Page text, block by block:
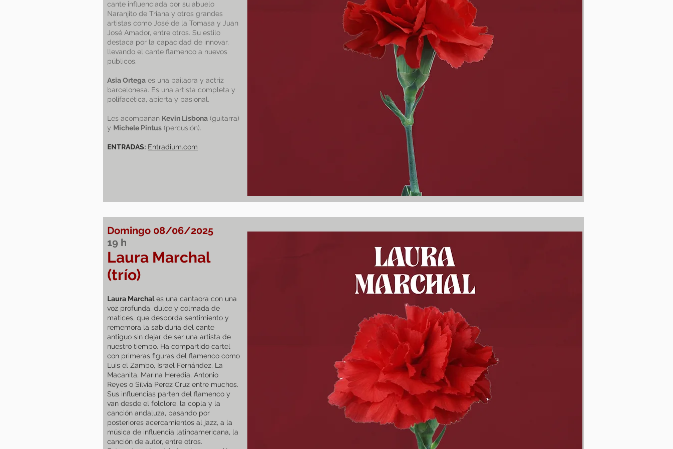
cante influenciada por su abuelo
Naranjito de Triana y otros grandes
artistas como José de la Tomasa y Juan
José Amador, entre otros. Su estilo
destaca por la capacidad de innovar,
llevando el cante flamenco a nuevos
públicos.
Asia Ortega es una bailaora y actriz
barcelonesa. Es una artista completa y
polifacética, abierta y pasional.
Les acompañan Kevin Lisbona (guitarra)
y Michele Pintus (percusión).
ENTRADAS: Entradium.com
Domingo 08/06/2025
19 h
Laura Marchal
(trío)
Laura Marchales una cantaora con una
voz profunda,‬‭ dulce y colmada de
matices, que desborda‬ sentimiento y
rememora la sabiduría del cante
antiguo sin dejar de ser una artista de
nuestro tiempo.‬ Ha compartido cartel
con primeras‬ figuras del flamenco como
Luis el Zambo, Israel Fernández, La
Macanita, Marina Heredia, Antonio‬
Reyes o Sílvia Perez Cruz entre muchos.
‭Sus influencias parten del flamenco y
van desde el‬ folclore, la copla y la
canción andaluza, pasando por
posteriores acercamientos al jazz, a la
música‬ de influencia latinoamericana, la
canción de autor, entre otros.